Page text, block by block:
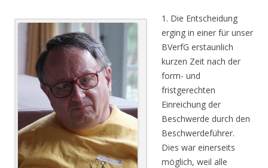
1. Die Entscheidung
erging in einer für unser
BVerfG erstaunlich
kurzen Zeit nach der
form- und
fristgerechten
Einreichung der
Beschwerde durch den
Beschwerdeführer.
Dies war einerseits
möglich, weil alle